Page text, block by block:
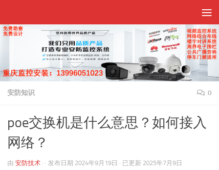
安防知识 0
poe交换机是什么意思？如何接入
网络？
由 安防技术 · · 发布日期 2024年9月19日 · 已更新 2025年7月9日